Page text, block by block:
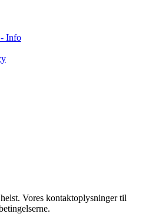
Info
Vores kontaktoplysninger til